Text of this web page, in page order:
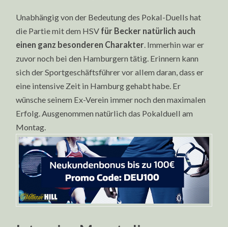
Unabhängig von der Bedeutung des Pokal-Duells hat
die Partie mit dem HSV für Becker natürlich auch
einen ganz besonderen Charakter . Immerhin war er
zuvor noch bei den Hamburgern tätig. Erinnern kann
sich der Sportgeschäftsführer vor allem daran, dass er
eine intensive Zeit in Hamburg gehabt habe. Er
wünsche seinem Ex-Verein immer noch den maximalen
Erfolg. Ausgenommen natürlich das Pokalduell am
Montag.